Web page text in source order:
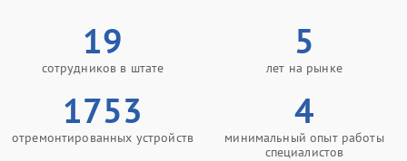
19
сотрудников в штате
5
лет на рынке
1753
отремонтированных устройств
4
минимальный опыт работы
специалистов